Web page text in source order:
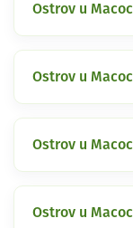
Ostrov u
Ostrov u
Ostrov u
Ostrov u